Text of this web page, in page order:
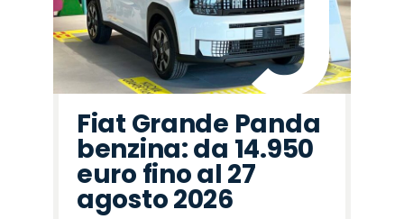
Fiat Grande Panda
benzina: da 14.950
euro fino al 27
agosto 2026